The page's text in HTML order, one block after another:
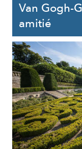
Van Gogh-
amitié